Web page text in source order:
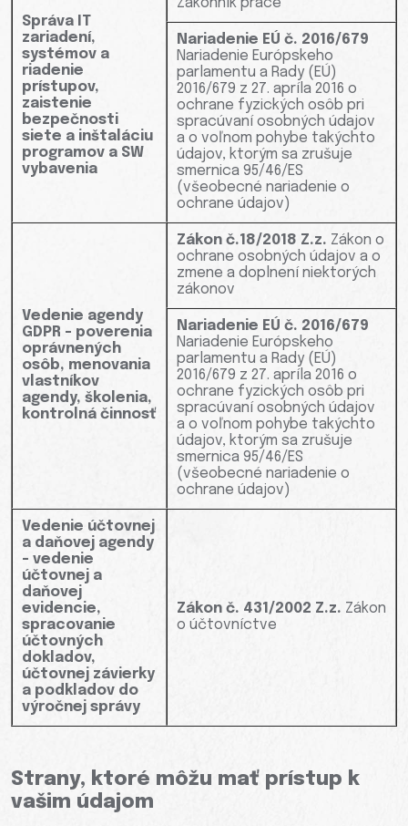
Správa IT
zariadení,
systémov a
riadenie
prístupov,
zaistenie
bezpečnosti
siete a inštaláciu
programov a SW
vybavenia
Zákonník práce
Nariadenie EÚ č. 2016/679
Nariadenie Európskeho
parlamentu a Rady (EÚ)
2016/679 z 27. apríla 2016 o
ochrane fyzických osôb pri
spracúvaní osobných údajov
a o voľnom pohybe takýchto
údajov, ktorým sa zrušuje
smernica 95/46/ES
(všeobecné nariadenie o
ochrane údajov)
Vedenie agendy
GDPR - poverenia
oprávnených
osôb, menovania
vlastníkov
agendy, školenia,
kontrolná činnosť
Zákon č.18/2018 Z.z. Zákon o
ochrane osobných údajov a o
zmene a doplnení niektorých
zákonov
Nariadenie EÚ č. 2016/679
Nariadenie Európskeho
parlamentu a Rady (EÚ)
2016/679 z 27. apríla 2016 o
ochrane fyzických osôb pri
spracúvaní osobných údajov
a o voľnom pohybe takýchto
údajov, ktorým sa zrušuje
smernica 95/46/ES
(všeobecné nariadenie o
ochrane údajov)
Vedenie účtovnej
a daňovej agendy
- vedenie
účtovnej a
daňovej
evidencie,
spracovanie
účtovných
dokladov,
účtovnej závierky
a podkladov do
výročnej správy
Zákon č. 431/2002 Z.z. Zákon
o účtovníctve
Strany, ktoré môžu mať prístup k
vašim údajom